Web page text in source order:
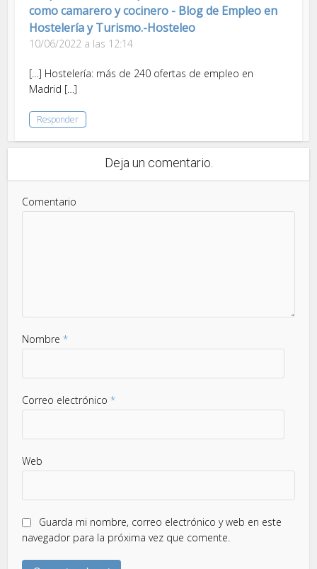
como camarero y cocinero - Blog de Empleo en
Hostelería y Turismo.-Hosteleo
10/06/2022 a las 12:14
[…] Hostelería: más de 240 ofertas de empleo en
Madrid […]
Responder
Deja un comentario.
Comentario
Nombre*
Correo electrónico*
Web
Guarda mi nombre, correo electrónico y web en este
navegador para la próxima vez que comente.